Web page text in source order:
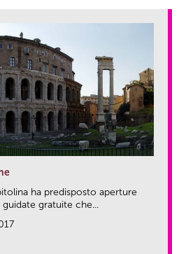
ha predisposto aperture
gratuite che...